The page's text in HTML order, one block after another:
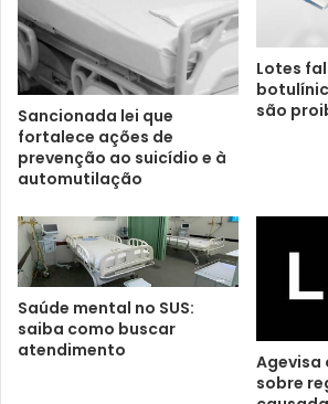
Sancionada lei que
fortalece ações de
prevenção ao suicídio e à
automutilação
Lotes
são
Saúde mental no SUS:
saiba como buscar
atendimento
Agevisa
sobre